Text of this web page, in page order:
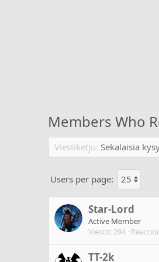
Members Who
Viestiketju Sekalaisia
Users per page:
Star-Lord
Active Member
Viestit 294
TT-2k